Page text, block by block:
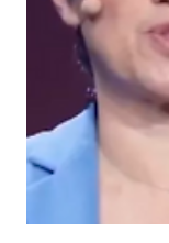
오. 전원 사용 및 배터
다른 카드와 장치를 고
대부분은 보통 과열의